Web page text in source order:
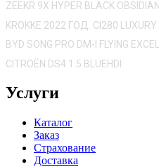
ZEEKR 9X HYPER BLACK
KROKKE 2022 ГОД. CI280 LUXURY
BYD SONG PRO DM-I FLYING
CITROËN DS4 1.5 BLUEHDI
Услуги
Каталог
Заказ
Страхование
Доставка